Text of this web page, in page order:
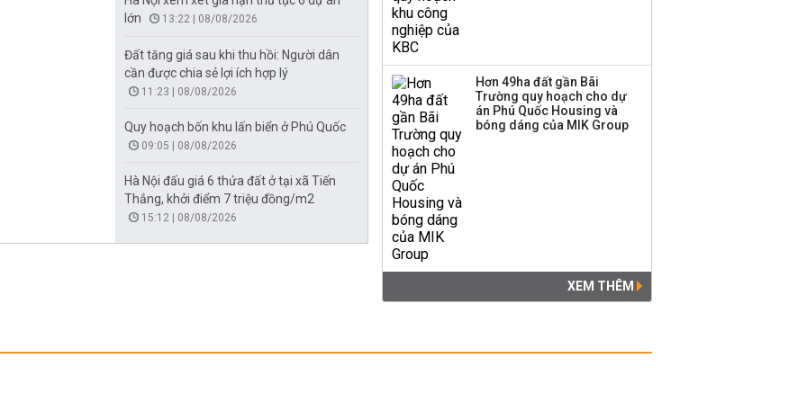
lớn
13:22 | 08/08/2026
Đất tăng giá sau khi thu hồi: Người dân
cần được chia sẻ lợi ích hợp lý
11:23 | 08/08/2026
Quy hoạch bốn khu lấn biển ở Phú Quốc
09:05 | 08/08/2026
Hà Nội đấu giá 6 thửa đất ở tại xã Tiến
Thắng, khởi điểm 7 triệu đồng/m2
15:12 | 08/08/2026
Hơn 49ha đất gần Bãi
Trường quy hoạch cho dự
án Phú Quốc Housing và
bóng dáng của MIK Group
XEM THÊM